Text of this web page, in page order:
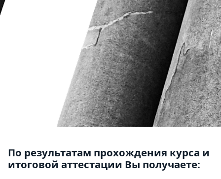
По результатам прохождения курса и
итоговой аттестации Вы получаете: